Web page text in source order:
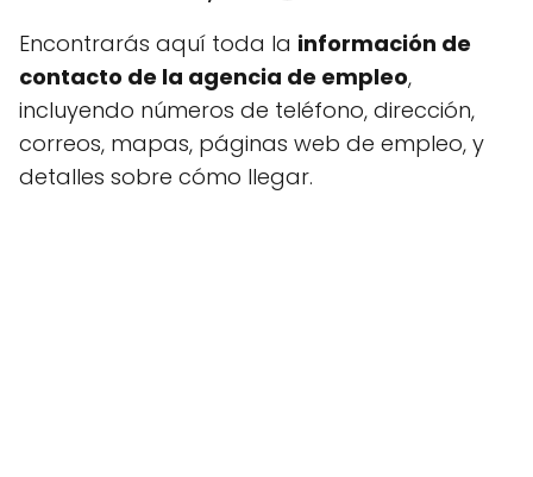
Encontrarás aquí toda la información de
contacto de la agencia de empleo,
incluyendo números de teléfono, dirección,
correos, mapas, páginas web de empleo, y
detalles sobre cómo llegar.